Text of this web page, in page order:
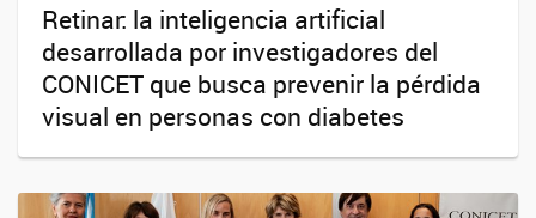
Retinar: la inteligencia artificial
desarrollada por investigadores del
CONICET que busca prevenir la pérdida
visual en personas con diabetes